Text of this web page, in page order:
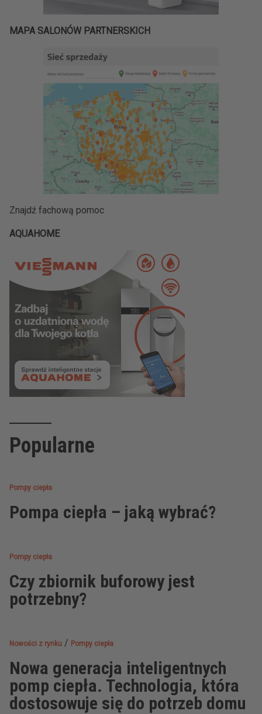
MAPA SALONÓW PARTNERSKICH
Znajdź fachową pomoc
AQUAHOME
Popularne
Pompy ciepła
Pompa ciepła – jaką wybrać?
Pompy ciepła
Czy zbiornik buforowy jest
potrzebny?
Nowości z rynku / Pompy ciepła
Nowa generacja inteligentnych
pomp ciepła. Technologia, która
dostosowuje się do potrzeb domu